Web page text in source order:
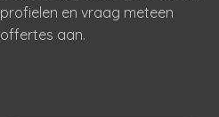
profielen en vraag meteen
offertes aan.